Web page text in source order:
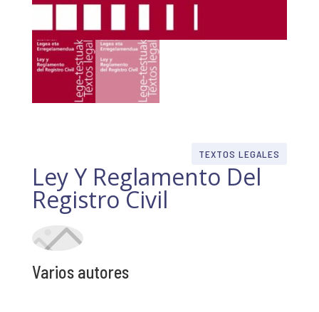
TEXTOS LEGALES
Ley Y Reglamento Del
Registro Civil
Varios autores